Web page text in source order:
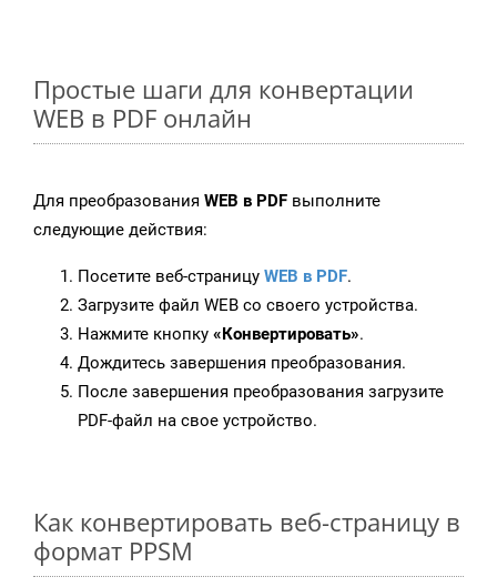
Простые шаги для конвертации
WEB в PDF онлайн
Для преобразования WEB в PDF выполните
следующие действия:
Посетите веб-страницу WEB в PDF.
Загрузите файл WEB со своего устройства.
Нажмите кнопку «Конвертировать».
Дождитесь завершения преобразования.
После завершения преобразования загрузите
PDF-файл на свое устройство.
Как конвертировать веб-страницу в
формат PPSM